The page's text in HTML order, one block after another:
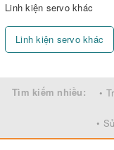
Linh kiện servo khác
Linh kiện servo khác
Tìm kiếm nhiều: •
•